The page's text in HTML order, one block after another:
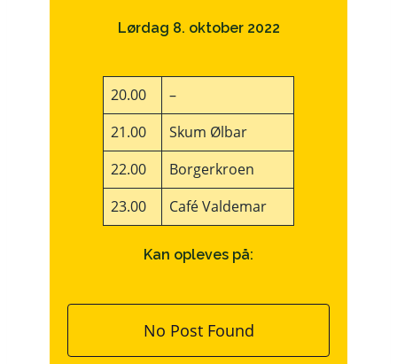
Lørdag 8. oktober 2022
20.00
–
21.00
Skum Ølbar
22.00
Borgerkroen
23.00
Café Valdemar
Kan opleves på:
No Post Found